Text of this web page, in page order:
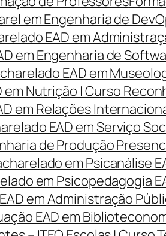
em Engenharia de
EAD em
em Engenharia de
EAD em
Nutrição | Curso
em Relações
EAD em Serviço
de Produção
em Psicanálise
em Psicopedagogia
em Administração
EAD em